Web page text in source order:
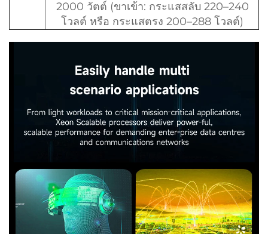
2000 วัตต์ (ขาเข้า: กระแสสลับ 220–240
โวลต์ หรือ กระแสตรง 200–288 โวลต์)